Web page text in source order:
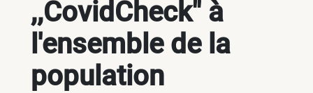
,,CovidCheck" à
l'ensemble de la
population